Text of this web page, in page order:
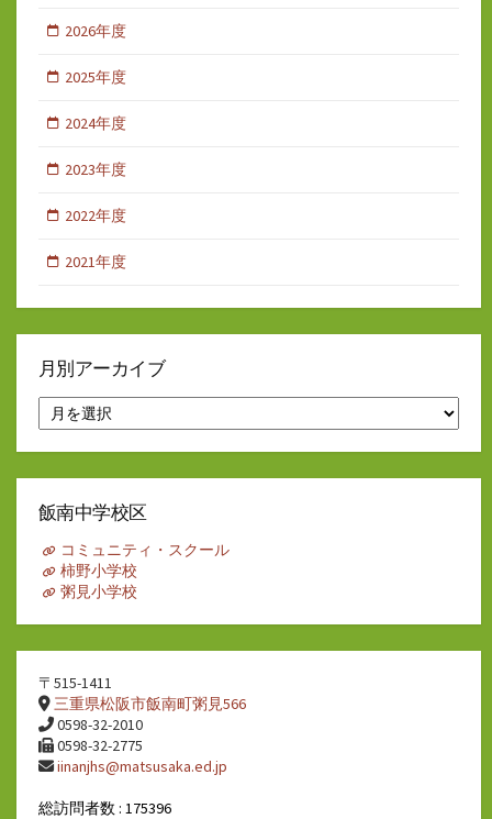
2026年度
2025年度
2024年度
2023年度
2022年度
2021年度
月別アーカイブ
別
ア
イ
飯南中学校区
コミュニティ・スクール
柿野小学校
粥見小学校
〒515-1411
三重県松阪市飯南町粥見566
0598-32-2010
0598-32-2775
iinanjhs@matsusaka.ed.jp
総訪問者数 : 175396